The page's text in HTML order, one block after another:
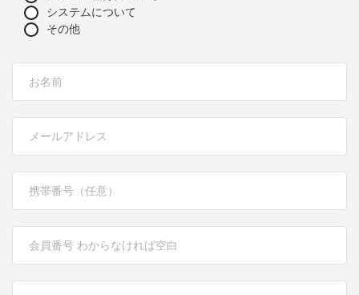
システムについて
その他